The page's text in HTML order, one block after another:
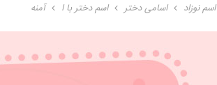
نوزاد اسامی دختر اسم دختر با ا آمنه